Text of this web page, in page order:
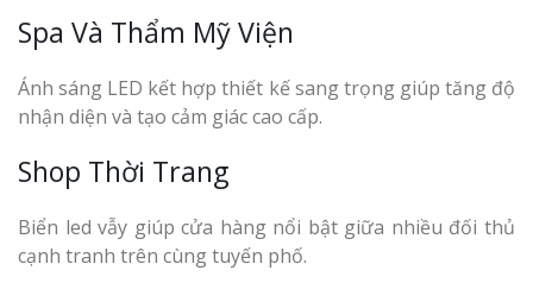
Spa Và Thẩm Mỹ Viện
Ánh sáng LED kết hợp thiết kế sang trọng giúp tăng độ
nhận diện và tạo cảm giác cao cấp.
Shop Thời Trang
Biển led vẫy giúp cửa hàng nổi bật giữa nhiều đối thủ
cạnh tranh trên cùng tuyến phố.